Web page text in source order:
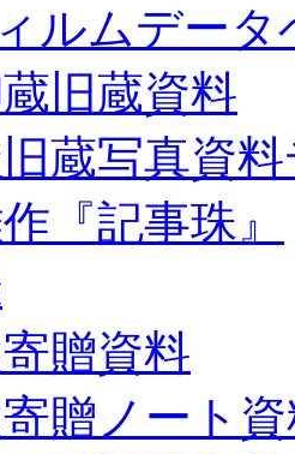
ルムデータ
旧蔵資料
蔵写真資
『記事珠』
贈資料
贈ノート